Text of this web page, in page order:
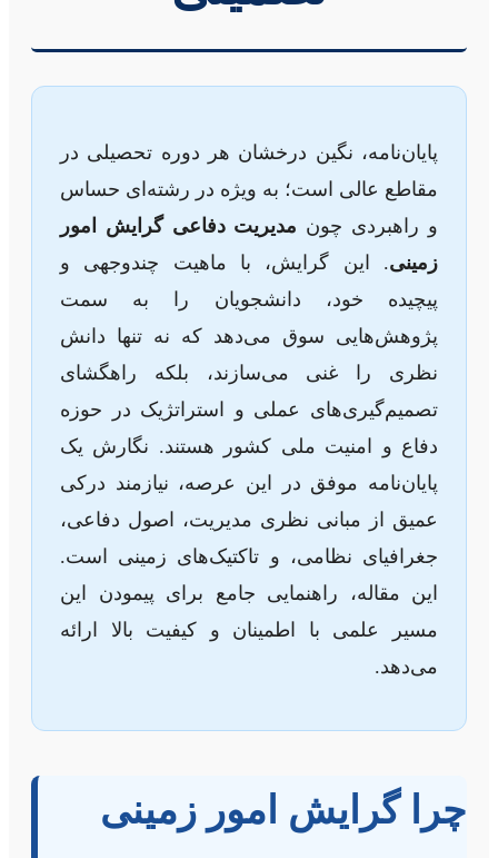
پایان‌نامه، نگین درخشان هر دوره تحصیلی در
مقاطع عالی است؛ به ویژه در رشته‌ای حساس
و راهبردی چون مدیریت دفاعی گرایش امور
زمینی. این گرایش، با ماهیت چندوجهی و
پیچیده خود، دانشجویان را به سمت
پژوهش‌هایی سوق می‌دهد که نه تنها دانش
نظری را غنی می‌سازند، بلکه راهگشای
تصمیم‌گیری‌های عملی و استراتژیک در حوزه
دفاع و امنیت ملی کشور هستند. نگارش یک
پایان‌نامه موفق در این عرصه، نیازمند درکی
عمیق از مبانی نظری مدیریت، اصول دفاعی،
جغرافیای نظامی، و تاکتیک‌های زمینی است.
این مقاله، راهنمایی جامع برای پیمودن این
مسیر علمی با اطمینان و کیفیت بالا ارائه
می‌دهد.
چرا گرایش امور زمینی